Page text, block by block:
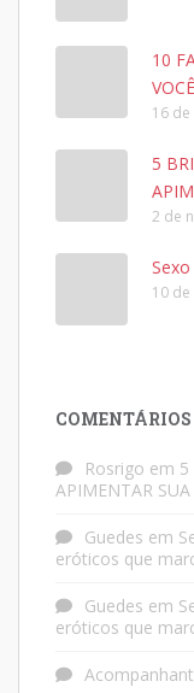
10
VOCÊ
16
5
2 de
10
COMENTÁRIOS
Rosrigo em 5
APIMENTAR
Guedes em
eróticos que
Guedes em
eróticos que